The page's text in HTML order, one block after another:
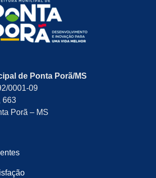
de Ponta Porã/MS
0001-09
663
Porã – MS